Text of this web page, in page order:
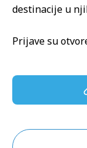
destinacije u
Prijave su